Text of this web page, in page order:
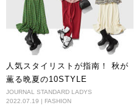
人気スタイリストが指南！ 秋が
薫る晩夏の10STYLE
JOURNAL STANDARD LADYS
2022.07.19 | FASHION